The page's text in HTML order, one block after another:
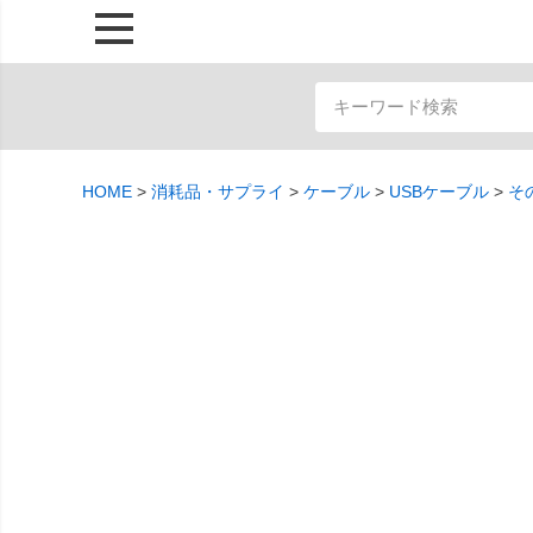
HOME 消耗品・サプライ ケーブル USBケーブル そ